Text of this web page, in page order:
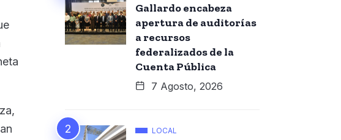
Gallardo encabeza
apertura de auditorías
a recursos
federalizados de la
Cuenta Pública
7 Agosto, 2026
LOCAL